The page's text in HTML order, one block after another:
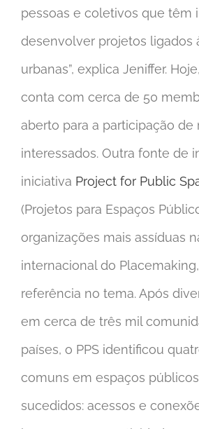
pessoas e coletivos que têm
desenvolver projetos ligados
urbanas”, explica Jeniffer.
conta com cerca de 50
aberto para a participação de
interessados. Outra fonte de
iniciativa Project for Public
(Projetos para Espaços
organizações mais assíduas
internacional do
referência no tema. Após
em cerca de três mil
países, o PPS identificou
comuns em espaços
sucedidos: acessos e